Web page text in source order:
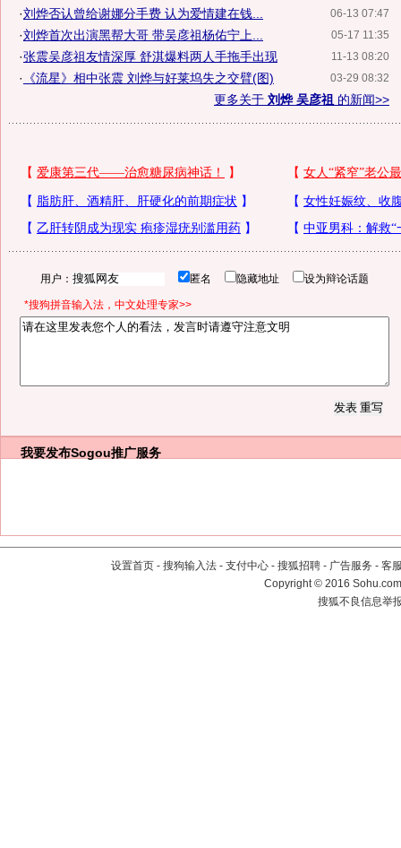
06-13 07:47
·刘烨否认曾给谢娜分手费 认为爱情建在钱...
05-17 11:35
·刘烨首次出演黑帮大哥 带吴彦祖杨佑宁上...
11-13 08:20
·张震吴彦祖友情深厚 舒淇爆料两人手拖手出现
03-29 08:32
·
《流星》相中张震 刘烨与好莱坞失之交臂(图)
更多关于 刘烨 吴彦祖 的新闻>>
用户： 匿名 隐藏地址 设为辩论话题
*搜狗拼音输入法，中文处理专家>>
我要发布Sogou推广服务
设置首页 - 搜狗输入法 - 支付中心 - 搜狐招聘 - 广告服务 - 客
Copyright©2016
搜狐不良信息举